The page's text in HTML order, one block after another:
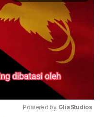
Powered by GliaStudios